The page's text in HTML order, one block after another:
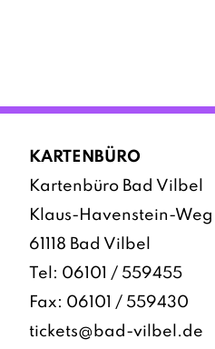
KARTENBÜRO
Kartenbüro Bad Vilbel
Klaus-Havenstein-Weg 1
61118 Bad Vilbel
Tel: 06101 / 559455
Fax: 06101 / 559430
tickets@bad-vilbel.de